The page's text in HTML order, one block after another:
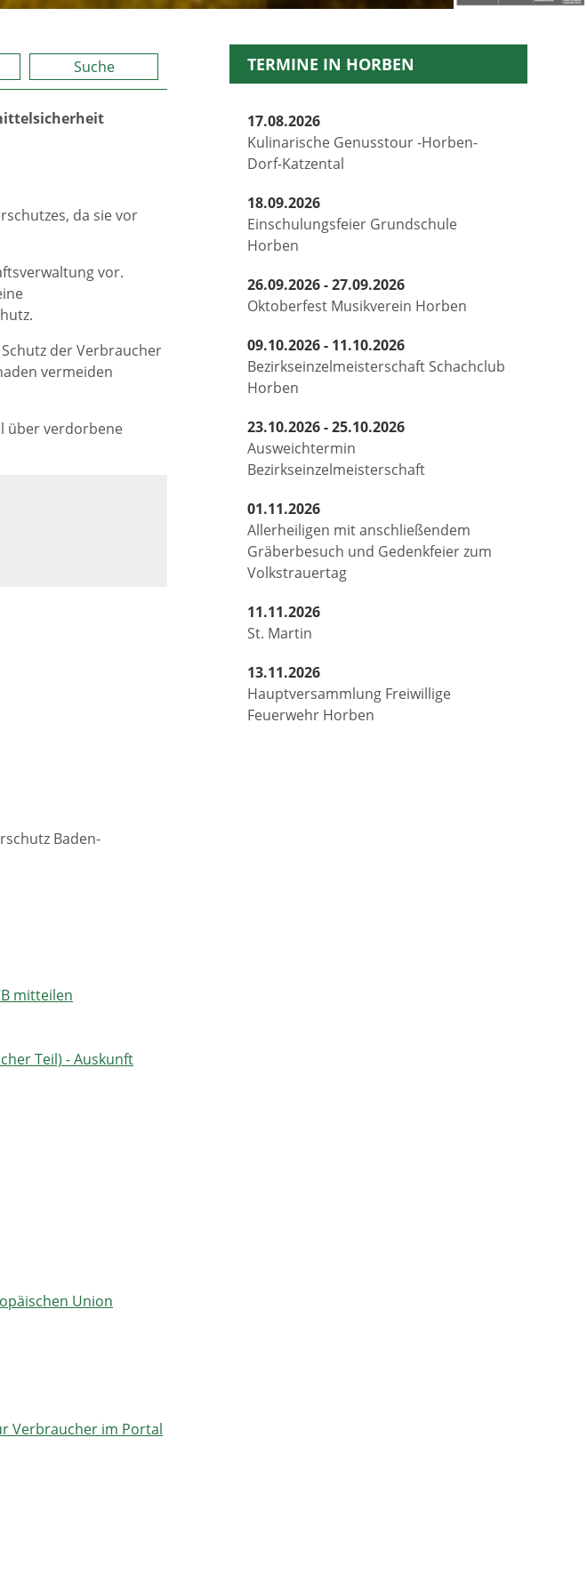
Suche
da sie vor
vor.
der Verbraucher
vermeiden
über verdorbene
Baden-
mitteilen
Teil) - Auskunft
Union
Verbraucher im Portal
TERMINE IN HORBEN
17.08.2026
Kulinarische Genusstour -Horben-
Dorf-Katzental
18.09.2026
Einschulungsfeier Grundschule
Horben
26.09.2026 - 27.09.2026
Oktoberfest Musikverein Horben
09.10.2026 - 11.10.2026
Bezirkseinzelmeisterschaft Schachclub
Horben
23.10.2026 - 25.10.2026
Ausweichtermin
Bezirkseinzelmeisterschaft
01.11.2026
Allerheiligen mit anschließendem
Gräberbesuch und Gedenkfeier zum
Volkstrauertag
11.11.2026
St. Martin
13.11.2026
Hauptversammlung Freiwillige
Feuerwehr Horben